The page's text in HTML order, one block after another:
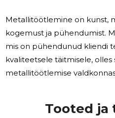
Metallitöötlemine on kunst,
kogemust ja pühendumist.
mis on pühendunud kliendi
kvaliteetsele täitmisele, olles
metallitöötlemise valdkonnas. Metallitööstus on
selleks peeneks käsitööks,
Tooted ja